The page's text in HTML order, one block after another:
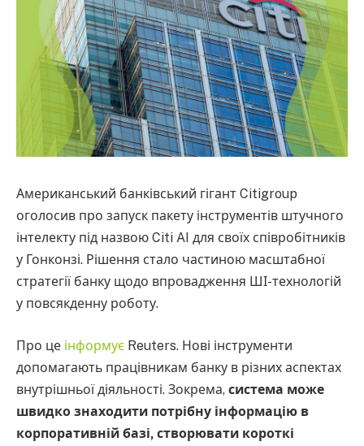
Американський банківський гігант Citigroup
оголосив про запуск пакету інструментів штучного
інтелекту під назвою Citi AI для своїх співробітників
у Гонконзі. Рішення стало частиною масштабної
стратегії банку щодо впровадження ШІ-технологій
у повсякденну роботу.
Про це інформує Reuters. Нові інструменти
допомагають працівникам банку в різних аспектах
внутрішньої діяльності. Зокрема, система може
швидко знаходити потрібну інформацію в
корпоративній базі, створювати короткі